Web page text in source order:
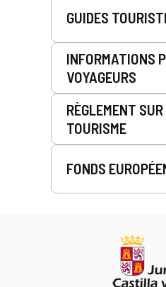
GUIDES
INFORMATIONS
VOYAGEURS
RÈGLEMENT
TOURISME
FONDS